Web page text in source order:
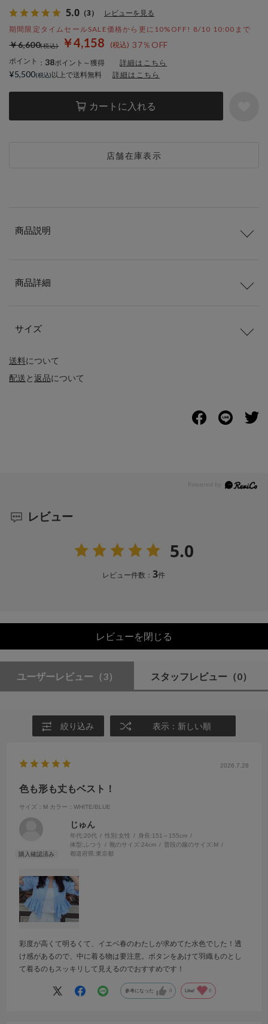
5.0 （3） レビューを見る
期間限定タイムセールSALE価格から更に10%OFF! 8/10 10:00まで
￥4,158 37％OFF
￥6,600
ポイント ： 38ポイント～獲得 詳細はこちら
カートに入れる
店舗在庫表示
¥5,500 以上で送料無料 詳細はこちら
送料について
配送と返品について
商品説明
商品詳細
サイズ
レビュー
5.0
レビュー件数：3件
レビューを閉じる
ユーザーレビュー （3） スタッフレビュー （0）
絞り込み 表示：新しい順
2026.7.28
色も形も丈もベスト！
サイズ：M カラー：WHITE/BLUE
じゅん
年代:20代 性別:女性 身長:151～155cm
体型: ふつう 靴のサイズ:24cm 普段の服のサイズ:M
都道府県:東京都
彩度が高くて明るくて、イエベ春のわたしが求めてた水色でした！透
け感があるので、中に着る物は要注意。ボタンをあけて羽織ものとし
て着るのもスッキリして見えるのでおすすめです！
参考になった 0 Like! 0